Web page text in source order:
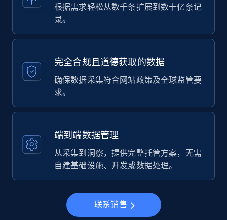
根据需求轻松从数千条扩展到数十亿条记
录。
完全合规且道德获取的数据
确保数据采集符合网站政策及全球监管要
求。
端到端数据管理
从采集到洞察，提供完整托管方案，无需
自建基础设施、开发或数据处理。
联系销售